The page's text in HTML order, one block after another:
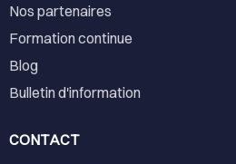
Nos partenaires
Formation continue
Blog
Bulletin d'information
CONTACT